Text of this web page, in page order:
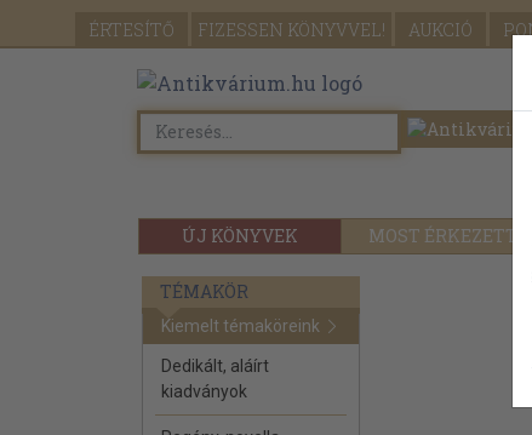
ÉRTESÍTŐ FIZESSEN KÖNYVVEL! AUKCIÓ
ÚJ KÖNYVEK MOST ÉRKEZETT
TÉMAKÖR
Kiemelt témaköreink
Dedikált, aláírt
kiadványok